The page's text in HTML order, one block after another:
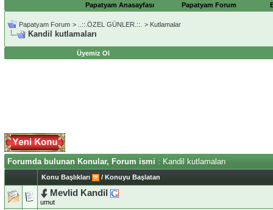
Papatyam Anasayfası Papatyam Forum
Papatyam Forum > ..::.ÖZEL GÜNLER.::. > Kutlamalar
Kandil kutlamaları
Üyemiz Ol
Forumda bulunan Konular, Forum ismi : Kandil kutlamaları
Konu Başlıkları / Konuyu Başlatan
Mevlid Kandil
umut